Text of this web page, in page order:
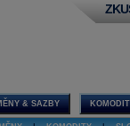
& SAZBY